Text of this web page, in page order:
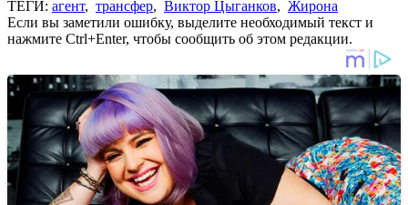
ТЕГИ: агент, трансфер, Виктор Цыганков, Жирона
Если вы заметили ошибку, выделите необходимый текст и
нажмите Ctrl+Enter, чтобы сообщить об этом редакции.